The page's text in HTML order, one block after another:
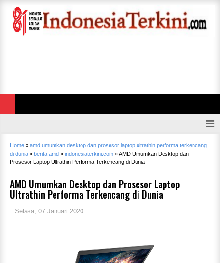
Home » amd umumkan desktop dan prosesor laptop ultrathin performa terkencang
di dunia » berita amd » indonesiaterkini.com »AMD Umumkan Desktop dan
Prosesor Laptop Ultrathin Performa Terkencang di Dunia
AMD Umumkan Desktop dan Prosesor Laptop
Ultrathin Performa Terkencang di Dunia
Selasa, 07 Januari 2020